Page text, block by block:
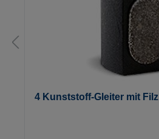
4 Kunststoff-Gleiter mit Filz